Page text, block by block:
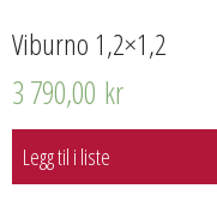
Viburno 1,2×1,2
3 790,00 kr
Legg til i liste